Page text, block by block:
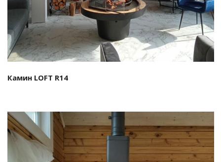
Камин LOFT R14 ⁣⁣⠀